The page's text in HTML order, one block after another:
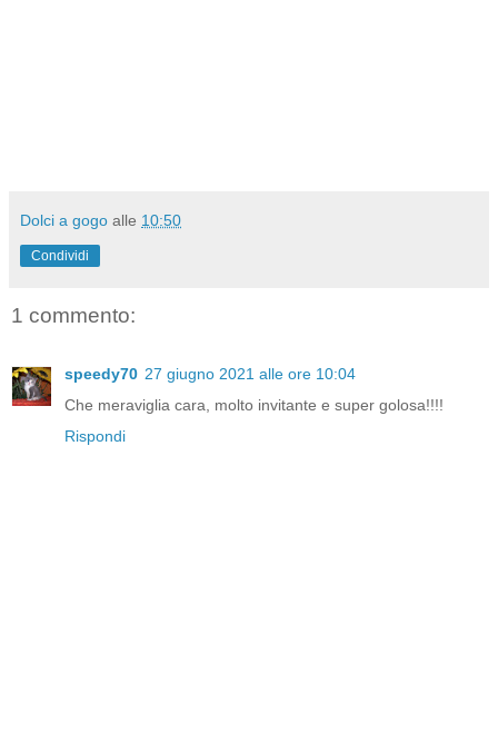
Dolci a gogo alle 10:50
Condividi
1 commento:
speedy70 27 giugno 2021 alle ore 10:04
Che meraviglia cara, molto invitante e super golosa!!!!
Rispondi